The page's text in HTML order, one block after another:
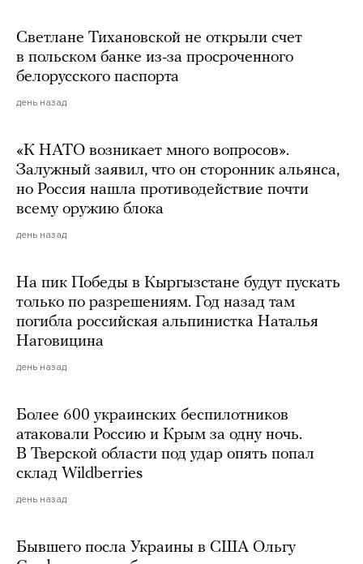
Светлане Тихановской не открыли счет
в польском банке из-за просроченного
белорусского паспорта
день назад
«К НАТО возникает много вопросов».
Залужный заявил, что он сторонник альянса,
но Россия нашла противодействие почти
всему оружию блока
день назад
На пик Победы в Кыргызстане будут пускать
только по разрешениям. Год назад там
погибла российская альпинистка Наталья
Наговицина
день назад
Более 600 украинских беспилотников
атаковали Россию и Крым за одну ночь.
В Тверской области под удар опять попал
склад Wildberries
день назад
Бывшего посла Украины в США Ольгу